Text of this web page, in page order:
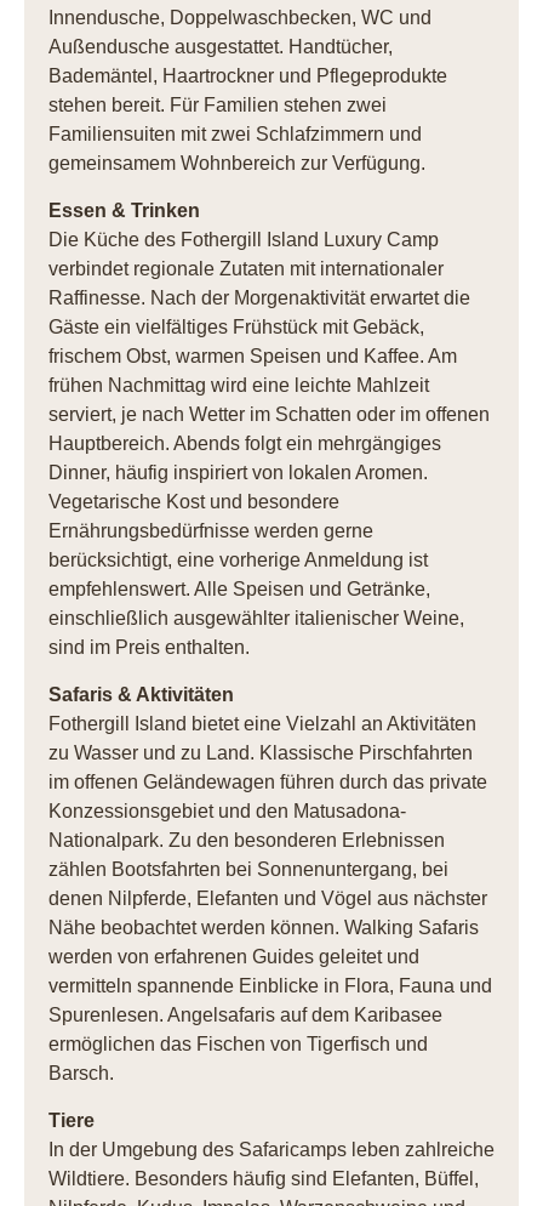
Innendusche, Doppelwaschbecken, WC und
Außendusche ausgestattet. Handtücher,
Bademäntel, Haartrockner und Pflegeprodukte
stehen bereit. Für Familien stehen zwei
Familiensuiten mit zwei Schlafzimmern und
gemeinsamem Wohnbereich zur Verfügung.
Essen & Trinken
Die Küche des Fothergill Island Luxury Camp
verbindet regionale Zutaten mit internationaler
Raffinesse. Nach der Morgenaktivität erwartet die
Gäste ein vielfältiges Frühstück mit Gebäck,
frischem Obst, warmen Speisen und Kaffee. Am
frühen Nachmittag wird eine leichte Mahlzeit
serviert, je nach Wetter im Schatten oder im offenen
Hauptbereich. Abends folgt ein mehrgängiges
Dinner, häufig inspiriert von lokalen Aromen.
Vegetarische Kost und besondere
Ernährungsbedürfnisse werden gerne
berücksichtigt, eine vorherige Anmeldung ist
empfehlenswert. Alle Speisen und Getränke,
einschließlich ausgewählter italienischer Weine,
sind im Preis enthalten.
Safaris & Aktivitäten
Fothergill Island bietet eine Vielzahl an Aktivitäten
zu Wasser und zu Land. Klassische Pirschfahrten
im offenen Geländewagen führen durch das private
Konzessionsgebiet und den Matusadona-
Nationalpark. Zu den besonderen Erlebnissen
zählen Bootsfahrten bei Sonnenuntergang, bei
denen Nilpferde, Elefanten und Vögel aus nächster
Nähe beobachtet werden können. Walking Safaris
werden von erfahrenen Guides geleitet und
vermitteln spannende Einblicke in Flora, Fauna und
Spurenlesen. Angelsafaris auf dem Karibasee
ermöglichen das Fischen von Tigerfisch und
Barsch.
Tiere
In der Umgebung des Safaricamps leben zahlreiche
Wildtiere. Besonders häufig sind Elefanten, Büffel,